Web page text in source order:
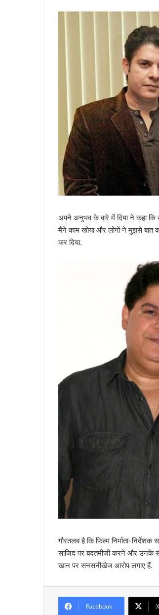
अपने अनुभव के बारे में दिया ने कहा कि
मैंने काम खोया और लोगों ने मुझसे बात
कर दिया.
गौरतलब है कि फिल्म निर्माता-
साजिद पर बदतमीजी करने और उनके
खान पर सनसनीखेज आरोप लगाए हैं.
Facebook X